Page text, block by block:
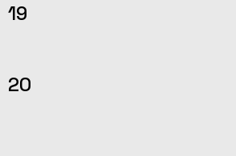
19
20